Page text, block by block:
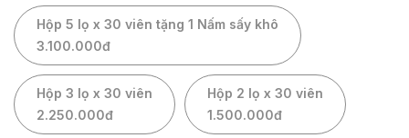
Hộp 5 lọ x 30 viên tặng 1 Nấm sấy khô
3.100.000đ
Hộp 3 lọ x 30 viên
2.250.000đ
Hộp 2 lọ x 30 viên
1.500.000đ